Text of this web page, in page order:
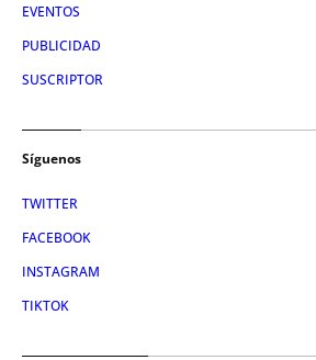
EVENTOS
PUBLICIDAD
SUSCRIPTOR
Síguenos
TWITTER
FACEBOOK
INSTAGRAM
TIKTOK